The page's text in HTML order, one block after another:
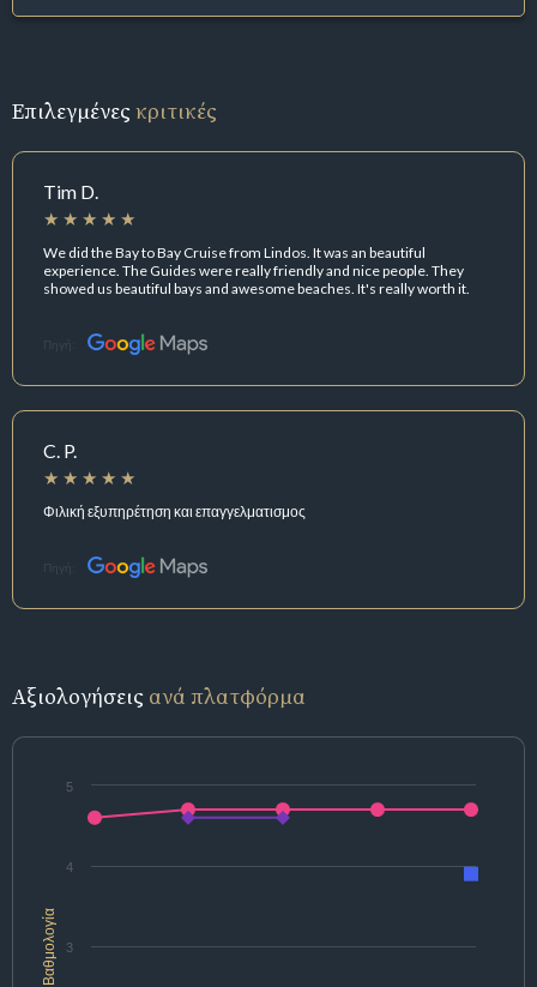
Επιλεγμένεςκριτικές
Tim D.
We did the Bay to Bay Cruise from Lindos. It was an beautiful
experience. The Guides were really friendly and nice people. They
showed us beautiful bays and awesome beaches. It's really worth it.
Πηγή:
C. P.
Φιλική εξυπηρέτηση και επαγγελματισμος
Πηγή:
Αξιολογήσεις ανά πλατφόρμα
Βαθμολογία 3
4
5